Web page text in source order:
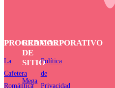
PROGRAMAS
La
Cafetera
Romántica
RED
DE
SITIO
Mega
CORPORATIVO
Política
de
Privacidad